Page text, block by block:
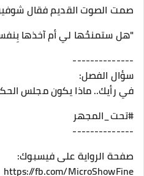
صمت الصوت القديم فقال
"هل ستمنحُها لي أم آخذها
--------------
سؤال الفصل:
في رأيك.. ماذا يكون مجلس
#تحت_المجهر
--------------
صفحة الرواية على فيسبوك:
https://fb.com/MicroShowFine